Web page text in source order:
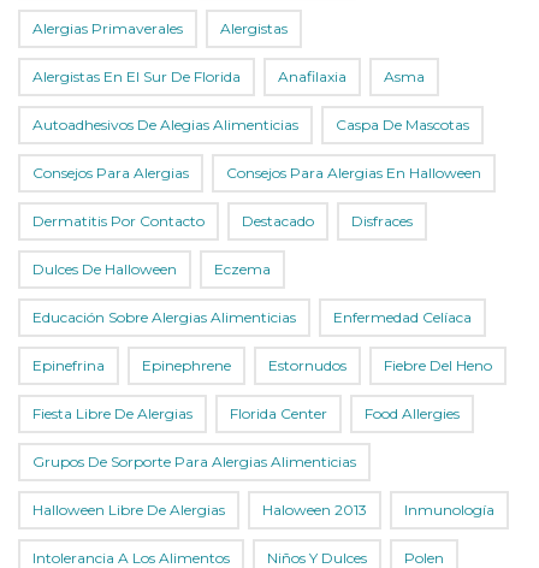
Alergias Primaverales Alergistas
Alergistas En El Sur De Florida Anafilaxia Asma
Autoadhesivos De Alegias Alimenticias Caspa De Mascotas
Consejos Para Alergias Consejos Para Alergias En Halloween
Dermatitis Por Contacto Destacado Disfraces
Dulces De Halloween Eczema
Educación Sobre Alergias Alimenticias Enfermedad Celíaca
Epinefrina Epinephrene Estornudos Fiebre Del Heno
Fiesta Libre De Alergias Florida Center Food Allergies
Grupos De Sorporte Para Alergias Alimenticias
Halloween Libre De Alergias Haloween 2013 Inmunología
Intolerancia A Los Alimentos Niños Y Dulces Polen